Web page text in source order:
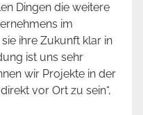
Dingen die weitere
im
ihre Zukunft klar in
ist uns sehr
wir Projekte in der
vor Ort zu sein“,